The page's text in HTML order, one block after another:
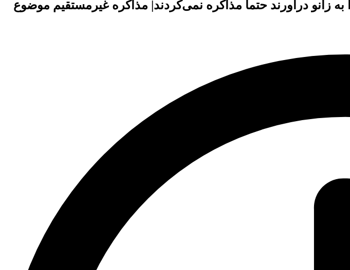
به زانو درآورند حتماً مذاکره نمی‌کردند| مذاکره غیرمستقیم موضوع